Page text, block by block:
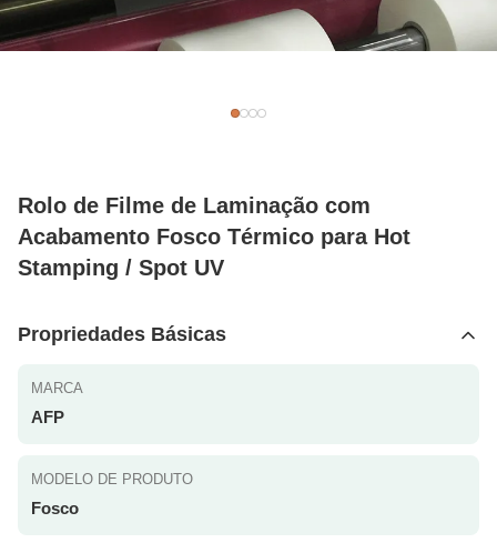
Rolo de Filme de Laminação com
Acabamento Fosco Térmico para Hot
Stamping / Spot UV
Propriedades Básicas
MARCA
AFP
MODELO DE PRODUTO
Fosco